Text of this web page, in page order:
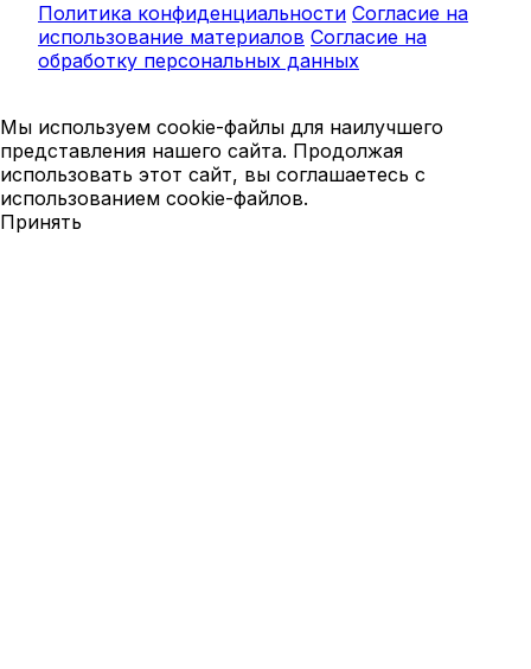
Политика конфиденциальности Согласие на
использование материалов Согласие на
обработку персональных данных
Мы используем cookie-файлы для наилучшего
представления нашего сайта. Продолжая
использовать этот сайт, вы соглашаетесь с
использованием cookie-файлов.
Принять